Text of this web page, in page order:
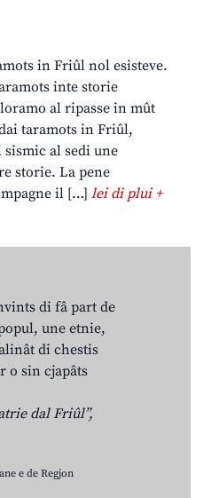
in Friûl nol esisteve.
inte storie
al ripasse in mût
taramots in Friûl,
al sedi une
storie. La pene
il […]lei di plui +
di fâ part de
une etnie,
di chestis
o sin cjapâts
dal Friûl”,
e de Regjon